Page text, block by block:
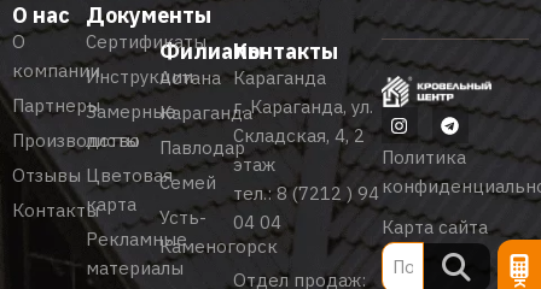
О нас
О
компании
Партнеры
Производство
Отзывы
Контакты
Документы
Сертификаты
Инструкции
Замерные
листы
Цветовая
карта
Рекламные
материалы
Филиалы
Астана
Караганда
Павлодар
Семей
Усть-
Каменогорск
Контакты
Караганда
г. Караганда, ул.
Складская, 4, 2
этаж
тел.:8 (7212 ) 94
04 04
Отдел продаж:
Политика
Карта сайта